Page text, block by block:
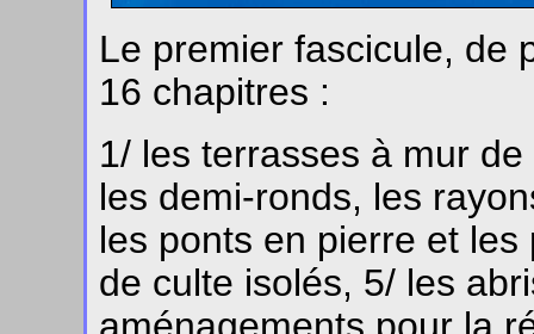
Le premier fascicule, de
16 chapitres :
1/ les terrasses à mur
les demi-ronds, les
les ponts en pierre et
de culte isolés, 5/ les